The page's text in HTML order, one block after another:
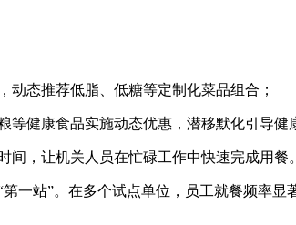
动态推荐低脂、低糖等定制化菜品组合；
健康食品实施动态优惠，潜移默化引导健
，让机关人员在忙碌工作中快速完成用餐。
一站”。在多个试点单位，员工就餐频率显